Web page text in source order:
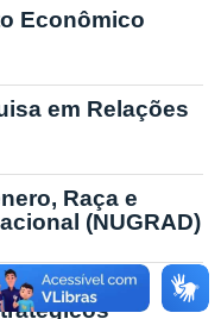
Econômico
em Relações
Raça e
(NUGRAD)
Segurança